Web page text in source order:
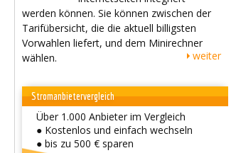
werden können. Sie können zwischen der
Tarifübersicht, die die aktuell billigsten
Vorwahlen liefert, und dem Minirechner
wählen.
weiter
Stromanbietervergleich
Über 1.000 Anbieter im Vergleich
● Kostenlos und einfach wechseln
● bis zu 500 € sparen